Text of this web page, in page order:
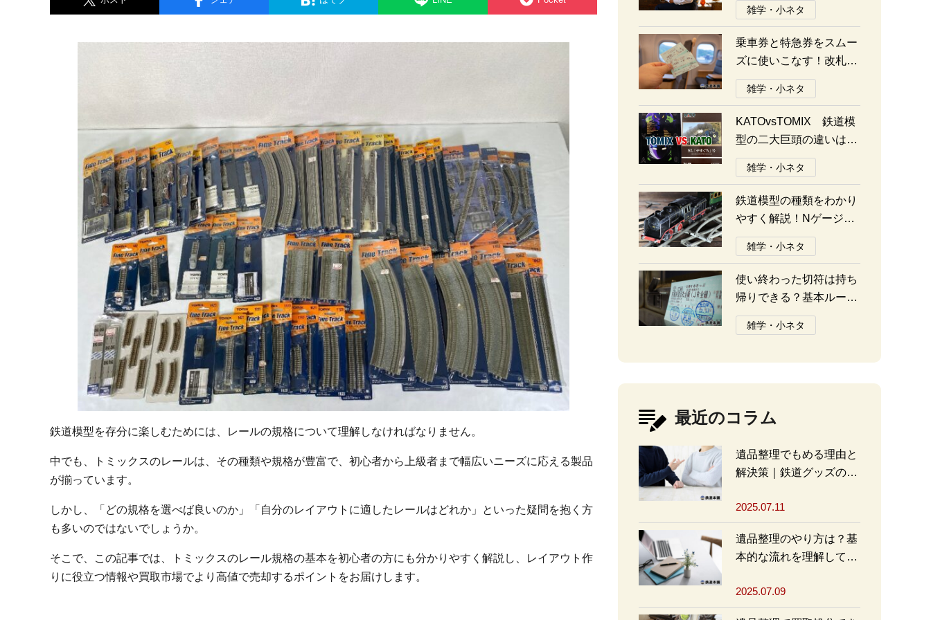
鉄道模型を存分に楽しむためには、レールの規格について理解しなければなりません。
中でも、トミックスのレールは、その種類や規格が豊富で、初心者から上級者まで幅広いニーズに応える製品
が揃っています。
しかし、「どの規格を選べば良いのか」「自分のレイアウトに適したレールはどれか」といった疑問を抱く方
も多いのではないでしょうか。
そこで、この記事では、トミックスのレール規格の基本を初心者の方にも分かりやすく解説し、レイアウト作
りに役立つ情報や買取市場でより高値で売却するポイントをお届けします。
雑学・小ネタ
乗車券と特急券をスムー
ズに使いこなす！改札の
通り方ガイド
雑学・小ネタ
KATOvsTOMIX 鉄道模
型の二大巨頭の違いは何
か？あなたはどっち派？
雑学・小ネタ
鉄道模型の種類をわかり
やすく解説！Nゲージ、
Oゲージ、Zゲージなど
の違いについて
雑学・小ネタ
使い終わった切符は持ち
帰りできる？基本ルール
と注意点
雑学・小ネタ
最近のコラム
遺品整理でもめる理由と
解決策｜鉄道グッズの整
2025.07.11
遺品整理のやり方は？基
本的な流れを理解して買
めよう
2025.07.09